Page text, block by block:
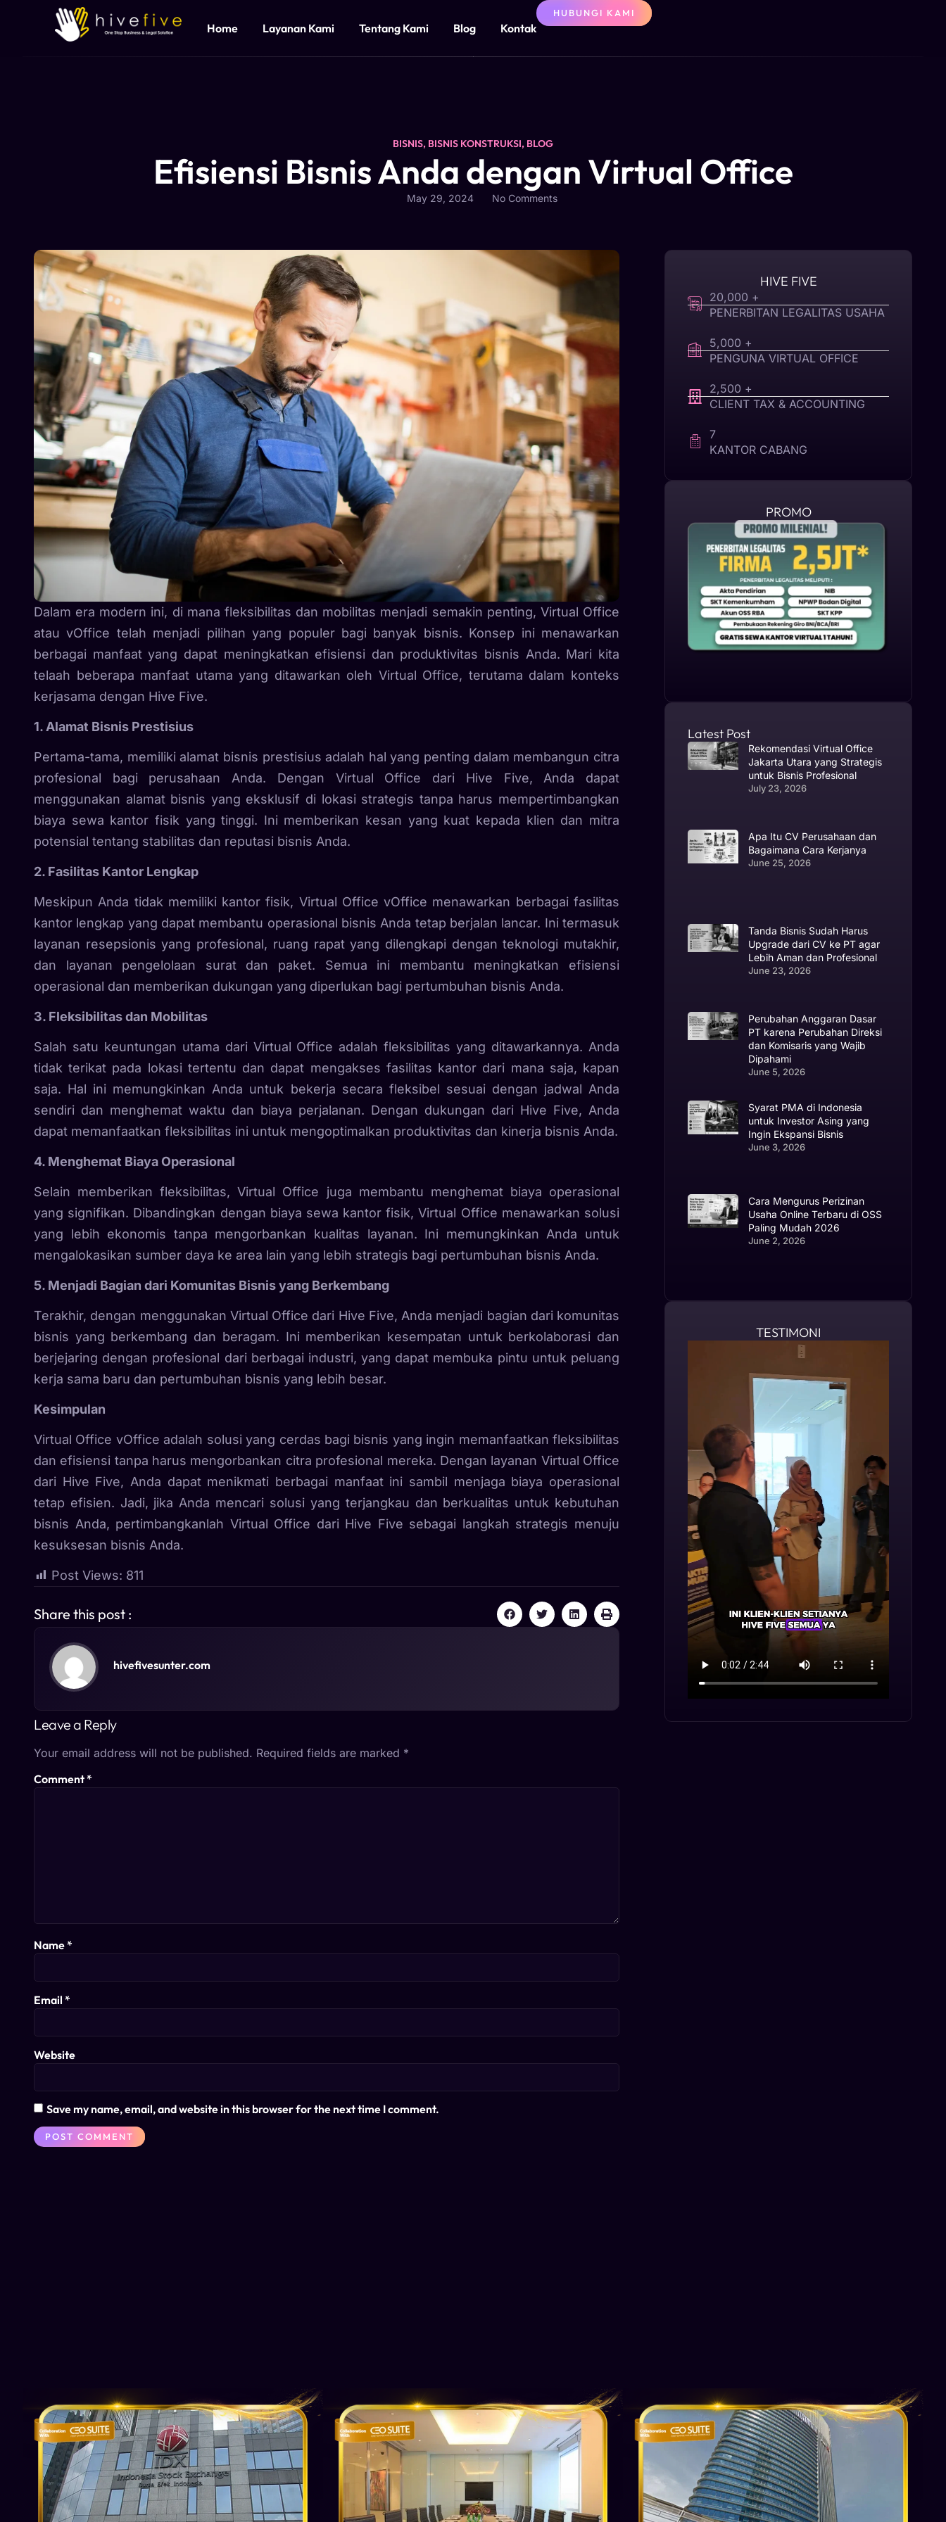
Home Layanan Kami Tentang Kami Blog Kontak
HUBUNGI KAMI
BISNIS, BISNIS KONSTRUKSI, BLOG
Efisiensi Bisnis Anda dengan Virtual Office
May 29, 2024 No Comments
Dalam era modern ini, di mana fleksibilitas dan mobilitas menjadi semakin penting, Virtual Office
atau vOffice telah menjadi pilihan yang populer bagi banyak bisnis. Konsep ini menawarkan
berbagai manfaat yang dapat meningkatkan efisiensi dan produktivitas bisnis Anda. Mari kita
telaah beberapa manfaat utama yang ditawarkan oleh Virtual Office, terutama dalam konteks
kerjasama dengan Hive Five.
1. Alamat Bisnis Prestisius
Pertama-tama, memiliki alamat bisnis prestisius adalah hal yang penting dalam membangun citra
profesional bagi perusahaan Anda. Dengan Virtual Office dari Hive Five, Anda dapat
menggunakan alamat bisnis yang eksklusif di lokasi strategis tanpa harus mempertimbangkan
biaya sewa kantor fisik yang tinggi. Ini memberikan kesan yang kuat kepada klien dan mitra
potensial tentang stabilitas dan reputasi bisnis Anda.
2. Fasilitas Kantor Lengkap
Meskipun Anda tidak memiliki kantor fisik, Virtual Office vOffice menawarkan berbagai fasilitas
kantor lengkap yang dapat membantu operasional bisnis Anda tetap berjalan lancar. Ini termasuk
layanan resepsionis yang profesional, ruang rapat yang dilengkapi dengan teknologi mutakhir,
dan layanan pengelolaan surat dan paket. Semua ini membantu meningkatkan efisiensi
operasional dan memberikan dukungan yang diperlukan bagi pertumbuhan bisnis Anda.
3. Fleksibilitas dan Mobilitas
Salah satu keuntungan utama dari Virtual Office adalah fleksibilitas yang ditawarkannya. Anda
tidak terikat pada lokasi tertentu dan dapat mengakses fasilitas kantor dari mana saja, kapan
saja. Hal ini memungkinkan Anda untuk bekerja secara fleksibel sesuai dengan jadwal Anda
sendiri dan menghemat waktu dan biaya perjalanan. Dengan dukungan dari Hive Five, Anda
dapat memanfaatkan fleksibilitas ini untuk mengoptimalkan produktivitas dan kinerja bisnis Anda.
4. Menghemat Biaya Operasional
Selain memberikan fleksibilitas, Virtual Office juga membantu menghemat biaya operasional
yang signifikan. Dibandingkan dengan biaya sewa kantor fisik, Virtual Office menawarkan solusi
yang lebih ekonomis tanpa mengorbankan kualitas layanan. Ini memungkinkan Anda untuk
mengalokasikan sumber daya ke area lain yang lebih strategis bagi pertumbuhan bisnis Anda.
5. Menjadi Bagian dari Komunitas Bisnis yang Berkembang
Terakhir, dengan menggunakan Virtual Office dari Hive Five, Anda menjadi bagian dari komunitas
bisnis yang berkembang dan beragam. Ini memberikan kesempatan untuk berkolaborasi dan
berjejaring dengan profesional dari berbagai industri, yang dapat membuka pintu untuk peluang
kerja sama baru dan pertumbuhan bisnis yang lebih besar.
Kesimpulan
Virtual Office vOffice adalah solusi yang cerdas bagi bisnis yang ingin memanfaatkan fleksibilitas
dan efisiensi tanpa harus mengorbankan citra profesional mereka. Dengan layanan Virtual Office
dari Hive Five, Anda dapat menikmati berbagai manfaat ini sambil menjaga biaya operasional
tetap efisien. Jadi, jika Anda mencari solusi yang terjangkau dan berkualitas untuk kebutuhan
bisnis Anda, pertimbangkanlah Virtual Office dari Hive Five sebagai langkah strategis menuju
kesuksesan bisnis Anda.
Post Views: 811
Share this post :
hivefivesunter.com
Leave a Reply
Your email address will not be published. Required fields are marked *
Comment*
Name*
Email *
Website
Save my name, email, and website in this browser for the next time I comment.
HIVE FIVE
20,000 +
PENERBITAN LEGALITAS USAHA
5,000 +
PENGUNA VIRTUAL OFFICE
2,500 +
CLIENT TAX & ACCOUNTING
7
KANTOR CABANG
PROMO
Latest Post
Rekomendasi Virtual Office
Jakarta Utara yang Strategis
untuk Bisnis Profesional
July 23, 2026
Apa Itu CV Perusahaan dan
Bagaimana Cara Kerjanya
June 25, 2026
Tanda Bisnis Sudah Harus
Upgrade dari CV ke PT agar
Lebih Aman dan Profesional
June 23, 2026
Perubahan Anggaran Dasar
PT karena Perubahan Direksi
dan Komisaris yang Wajib
Dipahami
June 5, 2026
Syarat PMA di Indonesia
untuk Investor Asing yang
Ingin Ekspansi Bisnis
June 3, 2026
Cara Mengurus Perizinan
Usaha Online Terbaru di OSS
Paling Mudah 2026
June 2, 2026
TESTIMONI